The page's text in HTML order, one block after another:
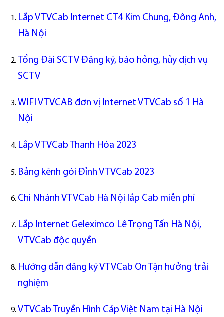
Lắp VTVCab Internet CT4 Kim Chung, Đông Anh,
Hà Nội
Tổng Đài SCTV Đăng ký, báo hỏng, hủy dịch vụ
SCTV
WIFI VTVCAB đơn vị Internet VTVCab số 1 Hà
Nội
Lắp VTVCab Thanh Hóa 2023
Bảng kênh gói Đỉnh VTVCab 2023
Chi Nhánh VTVCab Hà Nội lắp Cab miễn phí
Lắp Internet Geleximco Lê Trọng Tấn Hà Nội,
VTVCab độc quyền
Hướng dẫn đăng ký VTVCab On Tận hưởng trải
nghiệm
VTVCab Truyền Hình Cáp Việt Nam tại Hà Nội